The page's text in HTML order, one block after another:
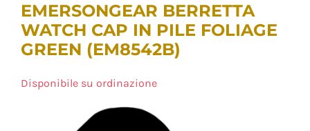
EMERSONGEAR BERRETTA
WATCH CAP IN PILE FOLIAGE
GREEN (EM8542B)
Disponibile su ordinazione